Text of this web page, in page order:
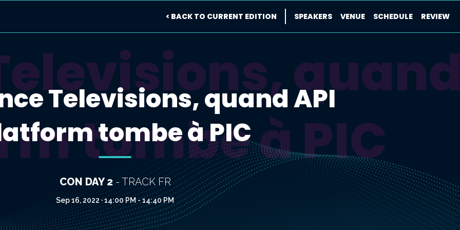
< BACK TO CURRENT EDITION SPEAKERS VENUE SCHEDULE REVIEW
tombe à PIC
Televisions, quand API
tombe à PIC
CON DAY 2- TRACK FR
Sep 16, 2022 · 14:00 PM - 14:40 PM